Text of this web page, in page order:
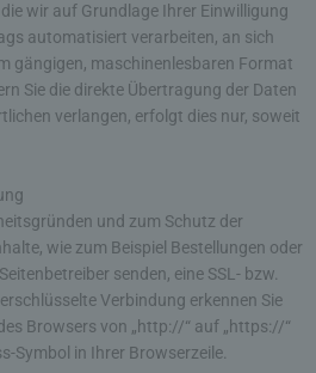
wir auf Grundlage Ihrer Einwilligung
automatisiert verarbeiten, an sich
gängigen, maschinenlesbaren Format
Sie die direkte Übertragung der Daten
verlangen, erfolgt dies nur, soweit
und zum Schutz der
wie zum Beispiel Bestellungen oder
senden, eine SSL- bzw.
Verbindung erkennen Sie
Browsers von „http://“ auf „https://“
Symbol in Ihrer Browserzeile.